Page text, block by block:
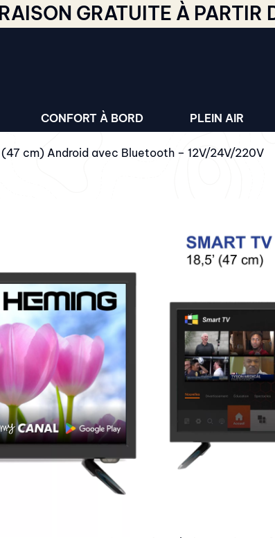
GRATUITE À PARTIR
CONFORT À BORD PLEIN AIR
cm) Android avec Bluetooth – 12V/24V/220V
HEMING
ANDROID
12V/24V/220V
18.5 POUCES
diagonale, haute
4K Ultra HD
178°. Le
fourgon et van
grâce à sa taille
LES PLUS:
et télécharger
intégré pour
d’améliorer le son
DIMENSIONS:
x 259 x 43 mm
support VESA 100
GARANTIE 2
LES
véhicules, ce
les surtensions